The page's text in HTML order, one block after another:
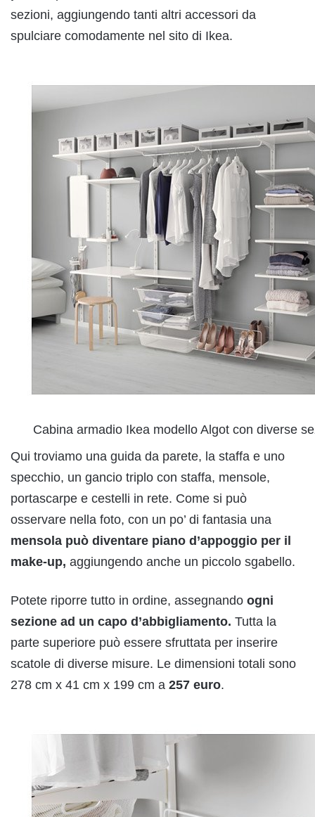
sezioni, aggiungendo tanti altri accessori da
spulciare comodamente nel sito di Ikea.
Cabina armadio Ikea modello Algot con diverse
Qui troviamo una guida da parete, la staffa e uno
specchio, un gancio triplo con staffa, mensole,
portascarpe e cestelli in rete. Come si può
osservare nella foto, con un po’ di fantasia una
mensola può diventare piano d’appoggio per il
make-up, aggiungendo anche un piccolo sgabello.
Potete riporre tutto in ordine, assegnando ogni
sezione ad un capo d’abbigliamento. Tutta la
parte superiore può essere sfruttata per inserire
scatole di diverse misure. Le dimensioni totali sono
278 cm x 41 cm x 199 cm a 257 euro.